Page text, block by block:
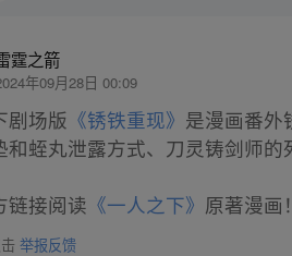
霆之箭
年09月28日 00:09
剧场版 《锈铁重现》 是漫画番外
和蛭丸泄露方式、刀灵铸剑师的
链接阅读 《一人之下》 原著漫画！
击举报反馈